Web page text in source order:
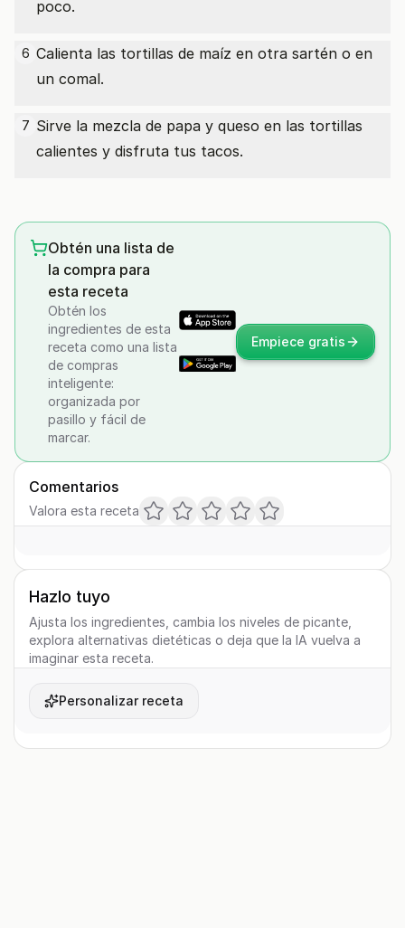
poco.
6 Calienta las tortillas de maíz en otra sartén o en
un comal.
7 Sirve la mezcla de papa y queso en las tortillas
calientes y disfruta tus tacos.
Obtén una lista de
la compra para
esta receta
Obtén los
ingredientes de esta
receta como una lista
de compras
inteligente:
organizada por
pasillo y fácil de
marcar.
Empiece gratis
Comentarios
Valora esta receta
Hazlo tuyo
Ajusta los ingredientes, cambia los niveles de picante,
explora alternativas dietéticas o deja que la IA vuelva a
imaginar esta receta.
Personalizar receta